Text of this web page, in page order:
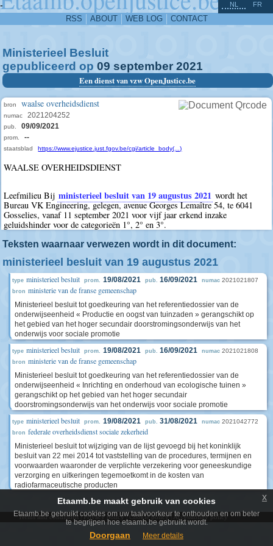
-
RSS ABOUT WEB LOG CONTACT
NL FR
Ministerieel Besluit
gepubliceerd op 09 september 2021
Een dienst van vzw OpenJustice.be
bron waalse overheidsdienst
numac 2021204252
pub. 09/09/2021
prom. --
staatsblad https://www.ejustice.just.fgov.be/cgi/article_body(...)
WAALSE OVERHEIDSDIENST
Leefmilieu Bij ministerieel besluit van 19 augustus 2021 wordt het
Bureau VK Engineering, gelegen, avenue Georges Lemaître 54, te 6041
Gosselies, vanaf 11 september 2021 voor vijf jaar erkend inzake
geluidshinder voor de categorieën 1°, 2° en 3°.
Teksten waarnaar verwezen wordt in dit document:
ministerieel besluit van 19 augustus 2021
type ministerieel besluit prom. 19/08/2021 pub. 16/09/2021 numac 2021021807
bron ministerie van de franse gemeenschap
Ministerieel besluit tot goedkeuring van het referentiedossier van de
onderwijseenheid « Productie en oogst van tuinzaden » gerangschikt op
het gebied van het hoger secundair doorstromingsonderwijs van het
onderwijs voor sociale promotie
type ministerieel besluit prom. 19/08/2021 pub. 16/09/2021 numac 2021021808
bron ministerie van de franse gemeenschap
Ministerieel besluit tot goedkeuring van het referentiedossier van de
onderwijseenheid « Inrichting en onderhoud van ecologische tuinen »
gerangschikt op het gebied van het hoger secundair
doorstromingsonderwijs van het onderwijs voor sociale promotie
type ministerieel besluit prom. 19/08/2021 pub. 31/08/2021 numac 2021042772
bron federale overheidsdienst sociale zekerheid
Ministerieel besluit tot wijziging van de lijst gevoegd bij het koninklijk
besluit van 22 mei 2014 tot vaststelling van de procedures, termijnen en
voorwaarden waaronder de verplichte verzekering voor geneeskundige
verzorging en uitkeringen tegemoetkomt in de kosten van
radiofarmaceutische producten
^
Terms and conditions|Privacy policy| Cookie policy| Accessibility policy
Etaamb.be maakt gebruik van cookies
Etaamb.be gebruikt cookies om uw taalvoorkeur te onthouden en om beter
te begrijpen hoe etaamb.be gebruikt wordt.
Doorgaan Meer details
x